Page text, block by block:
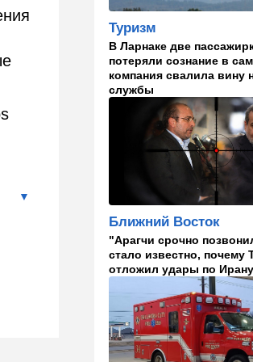
в "Мосаде"
00:07 Израиль
Стало известно,
принадлежит
найденное в
Тиквы
Общество
Помогите найти:
Эльмира из
23:35 Мнения
Безо всяких табу
22:20 Израиль
Проживающий в
израильтянин
самолета угодил
21:48 Израиль
"Сумасшедшие
Туризм
В Ларнаке две
потеряли сознание в
компания свалила вину
службы
Ближний Восток
"Арагчи срочно
стало известно, почему
отложил удары по Ирану